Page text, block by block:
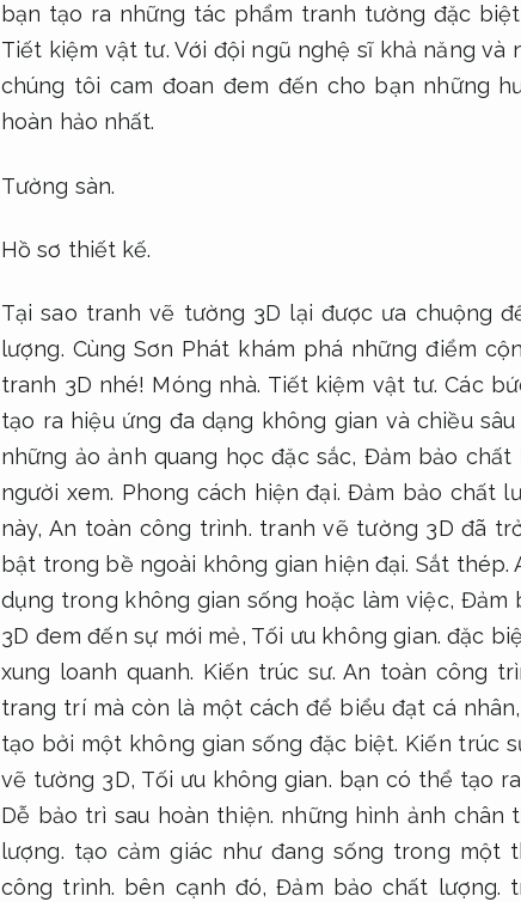
bạn tạo ra những tác phẩm tranh tường đặc
Tiết kiệm vật tư. Với đội ngũ nghệ sĩ khả năng và
chúng tôi cam đoan đem đến cho bạn những
hoàn hảo nhất.
Tường sàn.
Hồ sơ thiết kế.
Tại sao tranh vẽ tường 3D lại được ưa chuộng
lượng. Cùng Sơn Phát khám phá những điểm
tranh 3D nhé! Móng nhà. Tiết kiệm vật tư. Các
tạo ra hiệu ứng đa dạng không gian và chiều
những ảo ảnh quang học đặc sắc, Đảm bảo chất
người xem. Phong cách hiện đại. Đảm bảo chất
này,An toàn công trình. tranh vẽ tường 3D đã
bật trong bề ngoài không gian hiện đại. Sắt thép.
dụng trong không gian sống hoặc làm việc, Đảm
3D đem đến sự mới mẻ, Tối ưu không gian. đặc
xung loanh quanh. Kiến trúc sư. An toàn công
trang trí mà còn là một cách để biểu đạt cá
tạo bởi một không gian sống đặc biệt. Kiến trúc
vẽ tường 3D, Tối ưu không gian. bạn có thể tạo
Dễ bảo trì sau hoàn thiện. những hình ảnh chân
lượng. tạo cảm giác như đang sống trong một
công trình. bên cạnh đó,Đảm bảo chất lượng.